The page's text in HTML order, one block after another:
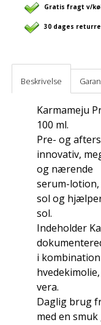
Gratis fragt v/
30 dages
Beskrivelse
Karmameju
100 ml.
Pre- og
innovativ,
og nærende
serum-
sol og
sol.
Indeholder
i
vera.
Daglig brug
med en smuk